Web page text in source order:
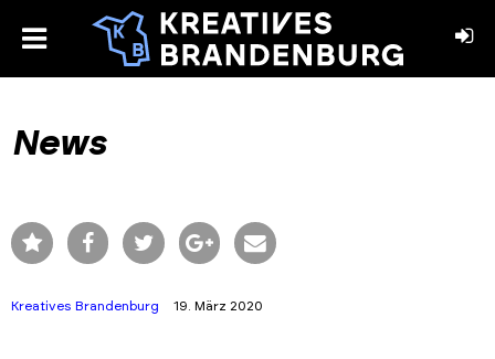
toggle
News
Kreatives Brandenburg 19. März 2020